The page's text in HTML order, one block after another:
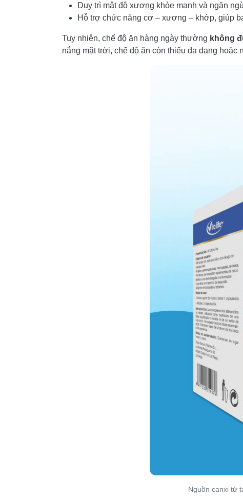
Duy trì mật độ xương khỏe mạnh và ngăn
Hỗ trợ chức năng cơ – xương – khớp, giúp
Tuy nhiên, chế độ ăn hàng ngày thường không
nắng mặt trời, chế độ ăn còn thiếu đa dạng
Nguồn canxi từ